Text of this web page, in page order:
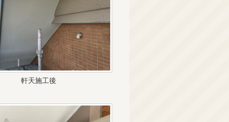
軒天施工後